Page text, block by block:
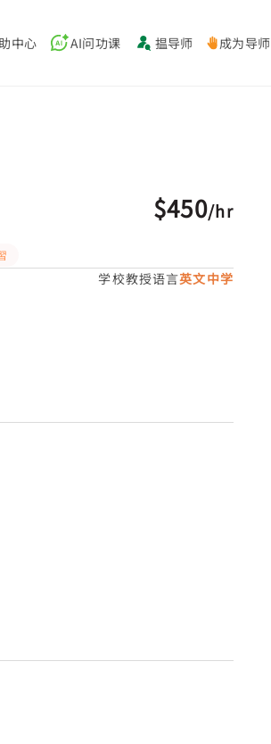
中心 AI问功课 揾导师 成为导师
$450/hr
学校教授语言英文中学